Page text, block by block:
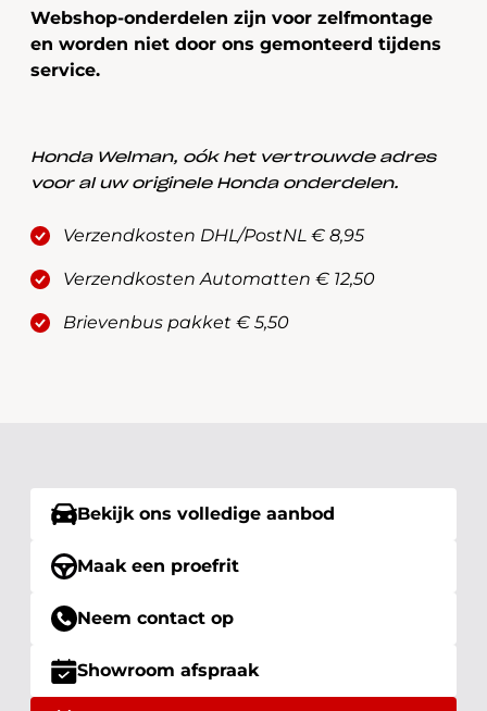
Webshop-onderdelen zijn voor zelfmontage
en worden niet door ons gemonteerd tijdens
service.
Honda Welman, oók het vertrouwde adres
voor al uw originele Honda onderdelen.
Verzendkosten DHL/PostNL € 8,95
Verzendkosten Automatten € 12,50
Brievenbus pakket € 5,50
Bekijk ons volledige aanbod
Maak een proefrit
Neem contact op
Showroom afspraak